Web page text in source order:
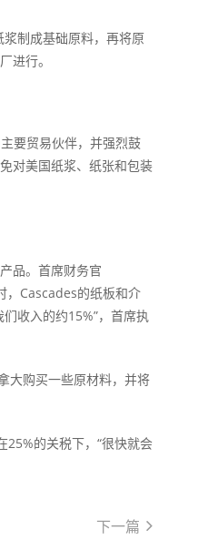
制成基础原料，再将原
进行。
要贸易伙伴，并强烈鼓
对美国纸浆、纸张和包装
品。首席财务官
，Cascades的纸板和介
收入的约15%”，首席执
购买一些原材料，并将
的关税下，“很快就会
下一篇